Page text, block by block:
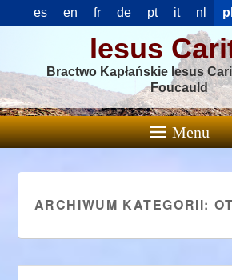
es en fr de pt it nl pl
Iesus
Bractwo Kapłańskie Iesus
Foucauld
Menu
ARCHIWUM KATEGORII: